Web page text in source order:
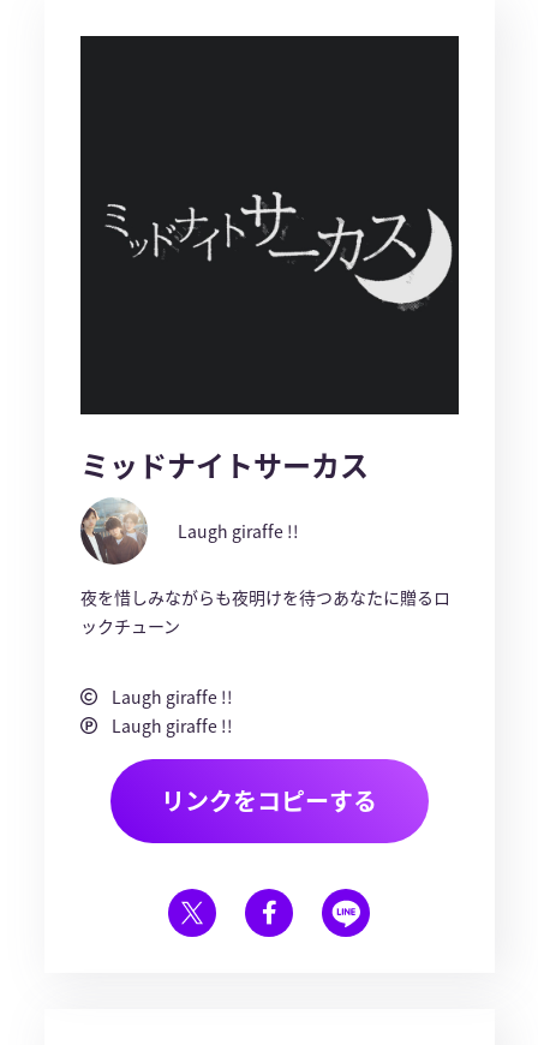
ミッドナイトサーカス
Laugh giraffe !!
夜を惜しみながらも夜明けを待つあなたに贈るロ
ックチューン
Laugh giraffe !!
Laugh giraffe !!
リンクをコピーする